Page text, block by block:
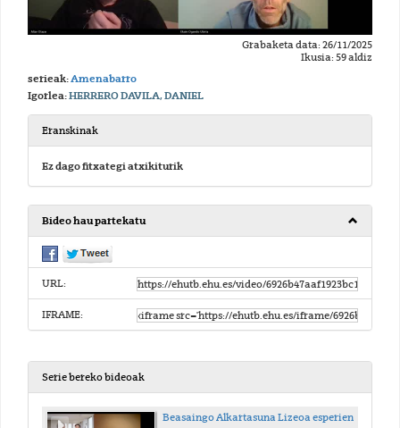
Grabaketa data: 26/11/2025
Ikusia: 59 aldiz
serieak:Amenabarro
Igorlea:HERRERO DAVILA, DANIEL
Eranskinak
Ez dago fitxategi atxikiturik
Bideo hau partekatu
URL:
IFRAME:
Serie bereko bideoak